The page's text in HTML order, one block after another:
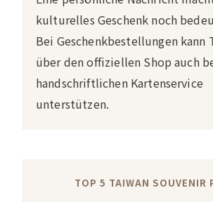
kulturelles Geschenk noch
Bei Geschenkbestellungen kann
über den offiziellen Shop auch
handschriftlichen Kartenservice
unterstützen.
TOP 5 TAIWAN SOUVENIR